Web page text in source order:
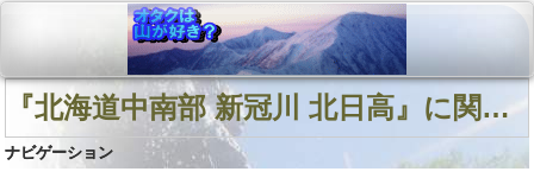
『北海道中南部 新冠川 北日高』に関連する山行
ナビゲーション